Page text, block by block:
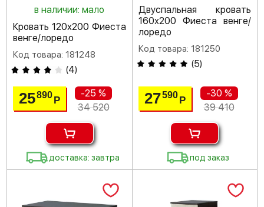
в наличии: мало
Кровать 120х200 Фиеста
венге/лоредо
Код товара: 181248
(4)
25890Р
-25 %
34 520
доставка: завтра
Двуспальная кровать
160х200 Фиеста венге/
лоредо
Код товара: 181250
(5)
27590 Р
-30 %
39 410
под заказ